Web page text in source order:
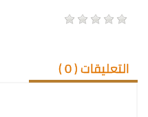
التعليقات (0
)